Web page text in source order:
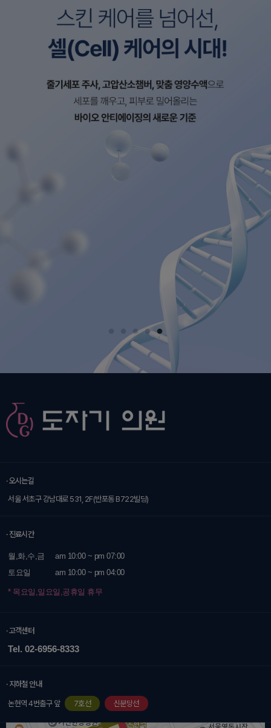
· 오시는길
서울 서초구 강남대로 531, 2F(반포동 B722빌딩)
· 진료시간
월,화,수,금
am 10:00 ~ pm 07:00
토요일
am 10:00 ~ pm 04:00
* 목요일,일요일,공휴일 휴무
· 고객센터
Tel. 02-6956-8333
· 지하철 안내
논현역 4번출구 앞 7호선 신분당선